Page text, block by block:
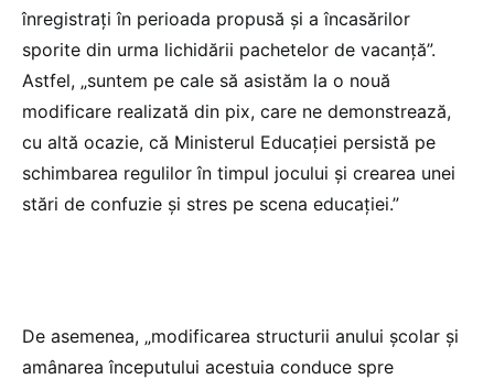
înregistrați în perioada propusă şi a încasărilor
sporite din urma lichidării pachetelor de vacanță”.
Astfel, „suntem pe cale să asistăm la o nouă
modificare realizată din pix, care ne demonstrează,
cu altă ocazie, că Ministerul Educației persistă pe
schimbarea regulilor în timpul jocului şi crearea unei
stări de confuzie şi stres pe scena educației.”
De asemenea, „modificarea structurii anului şcolar şi
amânarea începutului acestuia conduce spre